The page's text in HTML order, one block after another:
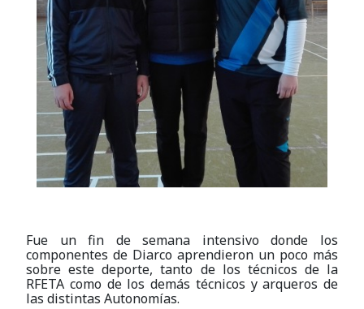
Fue un fin de semana intensivo donde los
componentes de Diarco aprendieron un poco más
sobre este deporte, tanto de los técnicos de la
RFETA como de los demás técnicos y arqueros de
las distintas Autonomías.